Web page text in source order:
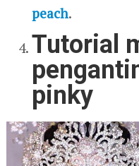
peach.
Tutorial
pinky